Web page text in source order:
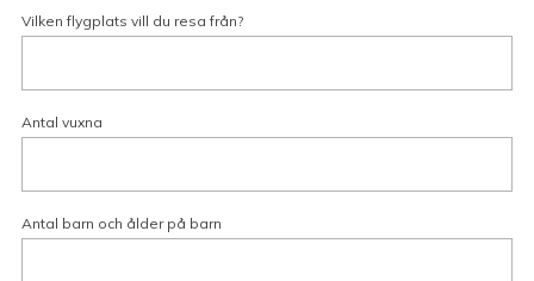
Vilken flygplats vill du resa från?
Antal vuxna
Antal barn och ålder på barn